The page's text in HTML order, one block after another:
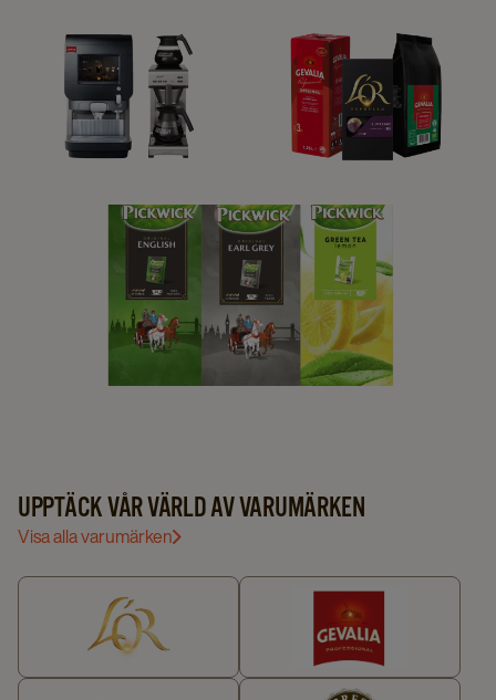
KUNDSERVICE
KAFFEMASKINER
VÅRT KAFFE
UPPTÄCK VÅR VÄRLD AV VARUMÄRKEN
Visa alla varumärken